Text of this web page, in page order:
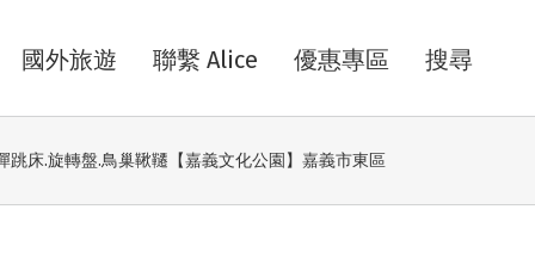
國外旅遊 聯繫 Alice 優惠專區 搜尋
跳床.旋轉盤.鳥巢鞦韆【嘉義文化公園】嘉義市東區